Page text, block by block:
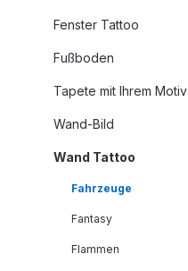
Fenster Tattoo
Fußboden
Tapete mit Ihrem Motiv
Wand-Bild
Wand Tattoo
Fahrzeuge
Fantasy
Flammen